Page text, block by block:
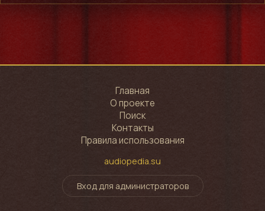
Главная
О проекте
Поиск
Контакты
Правила использования
audiopedia.su
Вход для администраторов